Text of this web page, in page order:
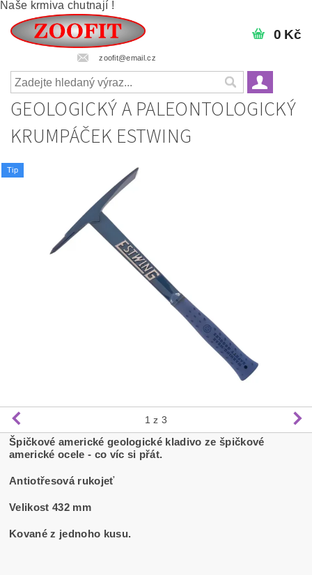
Naše krmiva chutnají !
zoofit@email.cz
0 Kč
GEOLOGICKÝ A PALEONTOLOGICKÝ
KRUMPÁČEK ESTWING
Tip
1 z 3
Špičkové americké geologické kladivo ze špičkové
americké ocele - co víc si přát.
Antiotřesová rukojeť
Velikost 432 mm
Kované z jednoho kusu.